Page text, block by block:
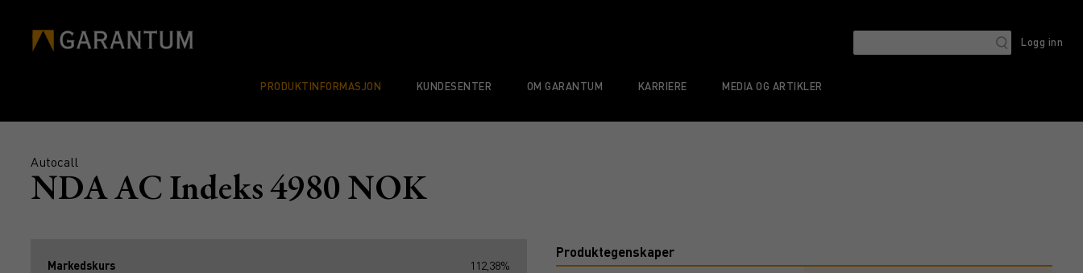
Logg inn
PRODUKTINFORMASJON KUNDESENTER OM GARANTUM KARRIERE MEDIA OG ARTIKLER
Autocall
NDA AC Indeks 4980 NOK
Markedskurs
112,38%
Produktegenskaper